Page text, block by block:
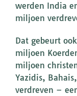
werden India
miljoen
Dat gebeurt
miljoen
miljoen
Yazidis,
verdreven –